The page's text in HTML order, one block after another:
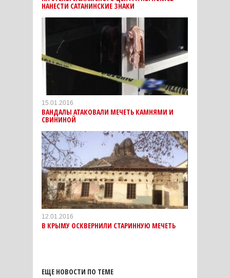
НАНЕСТИ САТАНИНСКИЕ ЗНАКИ
15.01.2016
ВАНДАЛЫ АТАКОВАЛИ МЕЧЕТЬ КАМНЯМИ И
СВИНИНОЙ
12.01.2016
В КРЫМУ ОСКВЕРНИЛИ СТАРИННУЮ МЕЧЕТЬ
ЕЩЕ НОВОСТИ ПО ТЕМЕ